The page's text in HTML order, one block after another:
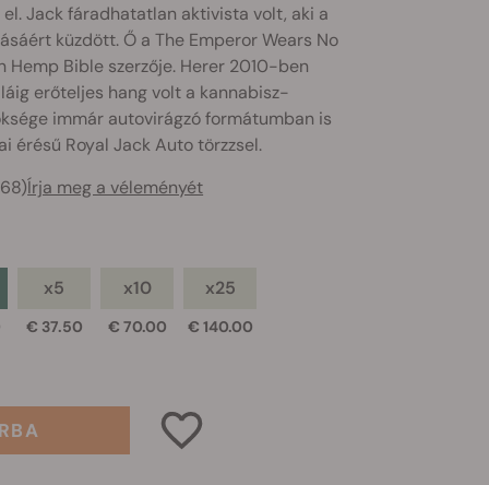
Jack fáradhatatlan aktivista volt, aki a
küzdött. Ő a The Emperor Wears No
Hemp Bible szerzője. Herer 2010-ben
erőteljes hang volt a kannabisz-
immár autovirágzó formátumban is
érésű Royal Jack Auto törzzsel.
Írja meg a véleményét
x5
€ 37.50
x10
€ 70.00
x25
€ 140.00